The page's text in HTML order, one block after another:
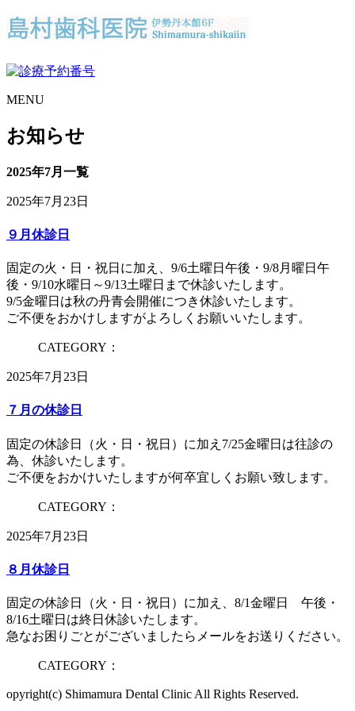
MENU
お知らせ
2025年7月一覧
2025年7月23日
９月休診日
固定の火・日・祝日に加え、9/6土曜日午後・9/8月曜日午
後・9/10水曜日～9/13土曜日まで休診いたします。
9/5金曜日は秋の丹青会開催につき休診いたします。
ご不便をおかけしますがよろしくお願いいたします。
CATEGORY：
2025年7月23日
７月の休診日
固定の休診日（火・日・祝日）に加え7/25金曜日は往診の
為、休診いたします。
ご不便をおかけいたしますが何卒宜しくお願い致します。
CATEGORY：
2025年7月23日
８月休診日
固定の休診日（火・日・祝日）に加え、8/1金曜日 午後・
8/16土曜日は終日休診いたします。
急なお困りごとがございましたらメールをお送りください。
CATEGORY：
opyright(c) Shimamura Dental Clinic All Rights Reserved.